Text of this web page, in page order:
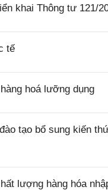
khai Thông tư 121/
tế
hoá lưỡng dụng
tạo bổ sung kiến
lượng hàng hóa